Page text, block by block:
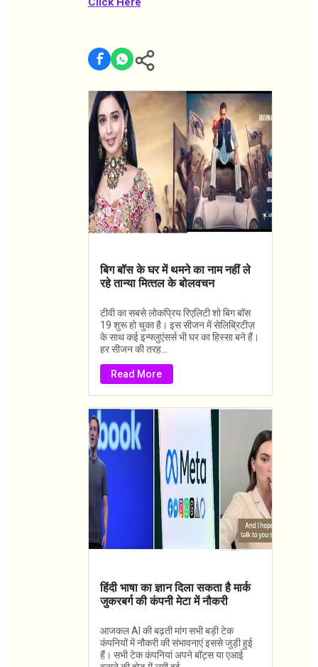
बिग बॉस के घर में थमने का नाम नहीं ले
रहे तान्‍या मित्‍तल के बोलवचन
टीवी का सबसे लोकप्रिय रिएलिटी शो बिग बॉस
19 शुरू हो चुका है। इस सीजन में सेलिब्रिटीज़
के साथ कई इन्फ्लुएंसर्स भी घर का हिस्सा बने हैं।
हर सीजन की तरह...
Read More
हिंदी भाषा का ज्ञान दिला सकता है मार्क
जुकरबर्ग की कंपनी मेटा में नौकरी
आजकल AI की बढ़ती मांग सभी बड़ी टेक
कंपनियों में नौकरी की संभावनाएं इससे जुड़ी हुई
हैं। सभी टेक कंपनियां अपने बॉट्स या एआई